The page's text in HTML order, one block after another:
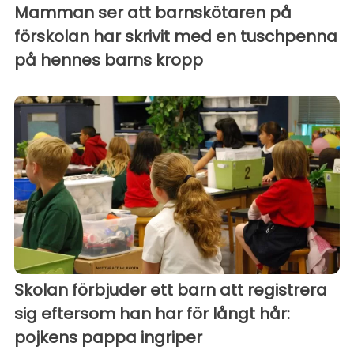
Mamman ser att barnskötaren på
förskolan har skrivit med en tuschpenna
på hennes barns kropp
Skolan förbjuder ett barn att registrera
sig eftersom han har för långt hår:
pojkens pappa ingriper